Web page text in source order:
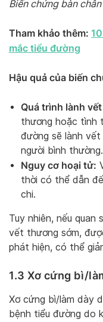
Biến chứng bàn
Tham khảo thêm:
mắc tiểu đường
Hậu quả của biến
Quá trình lành
thương hoặc tình
đường sẽ lành
người bình thường.
Nguy cơ hoại tử:
thời có thể dẫn
chi.
Tuy nhiên, nếu
vết thương sớm,
phát hiện, có thể
1.3 Xơ cứng bì/
Xơ cứng bì/làm dày
bệnh tiểu đường do